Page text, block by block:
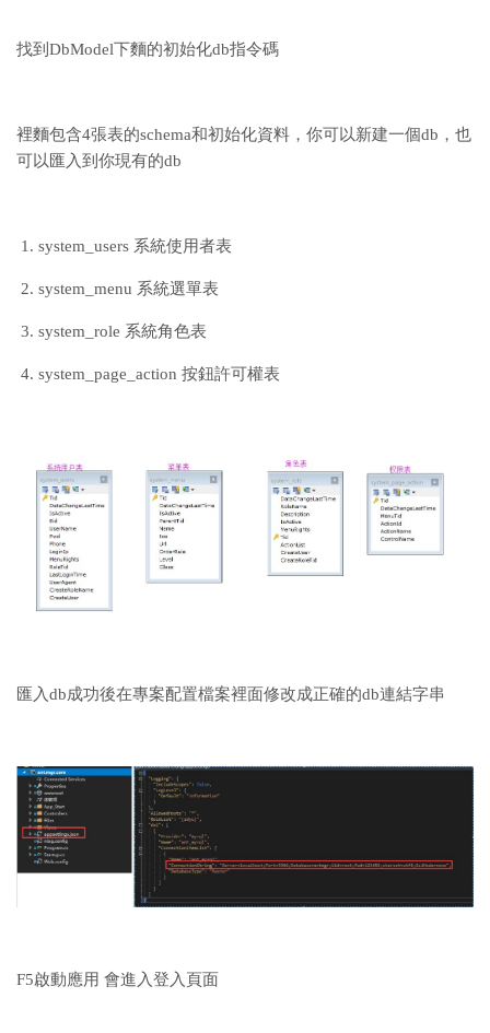
找到DbModel下麵的初始化db指令碼
裡麵包含4張表的schema和初始化資料，你可以新建一個db，也
可以匯入到你現有的db
system_users 系統使用者表
system_menu 系統選單表
system_role 系統角色表
system_page_action 按鈕許可權表
匯入db成功後在專案配置檔案裡面修改成正確的db連結字串
F5啟動應用 會進入登入頁面